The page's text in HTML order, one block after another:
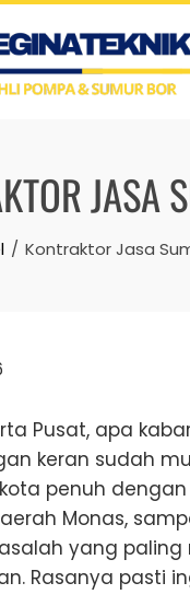
JASA
Kontraktor Jasa
Pusat, apa
keran sudah
penuh
Monas,
yang
Rasanya pasti